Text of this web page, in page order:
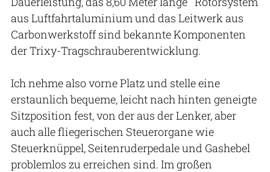
aus Luftfahrtaluminium und das Leitwerk aus
Carbonwerkstoff sind bekannte Komponenten
der Trixy-Tragschrauberentwicklung.
Ich nehme also vorne Platz und stelle eine
erstaunlich bequeme, leicht nach hinten geneigte
Sitzposition fest, von der aus der Lenker, aber
auch alle fliegerischen Steuerorgane wie
Steuerknüppel, Seitenruderpedale und Gashebel
problemlos zu erreichen sind. Im großen